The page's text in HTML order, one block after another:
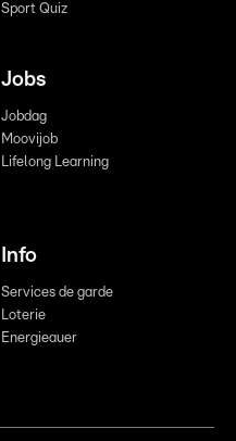
Sport Quiz
Jobs
Jobdag
Moovijob
Lifelong Learning
Info
Services de garde
Loterie
Energieauer